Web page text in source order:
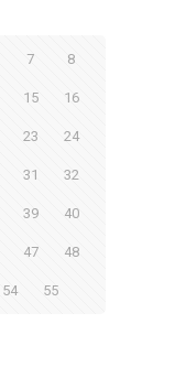
7 8
15 16
23 24
31 32
39 40
47 48
54 55